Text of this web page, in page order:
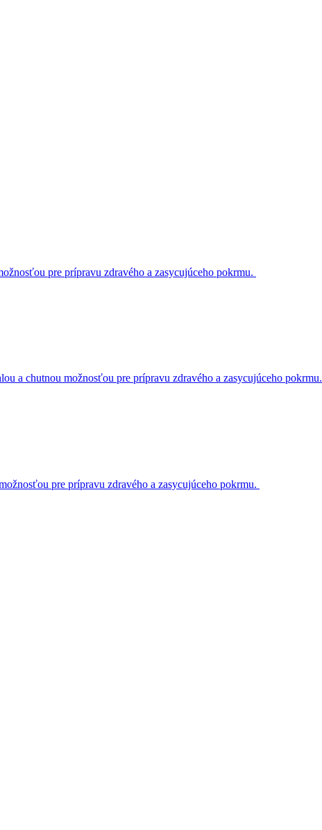
pre prípravu zdravého a zasycujúceho pokrmu.
a chutnou možnosťou pre prípravu zdravého a zasycujúceho pokrmu.
pre prípravu zdravého a zasycujúceho pokrmu.